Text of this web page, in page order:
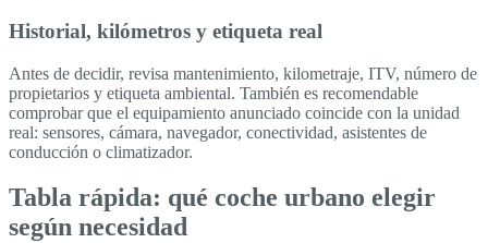
Historial, kilómetros y etiqueta real
Antes de decidir, revisa mantenimiento, kilometraje, ITV, número de
propietarios y etiqueta ambiental. También es recomendable
comprobar que el equipamiento anunciado coincide con la unidad
real: sensores, cámara, navegador, conectividad, asistentes de
conducción o climatizador.
Tabla rápida: qué coche urbano elegir
según necesidad